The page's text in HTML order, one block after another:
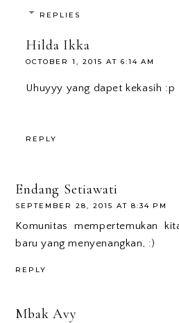
REPLIES
Hilda Ikka
OCTOBER 1, 2015 AT 6:14 AM
Uhuyyy yang dapet kekasih :p
REPLY
Endang Setiawati
SEPTEMBER 28, 2015 AT 8:34 PM
Komunitas mempertemukan
baru yang menyenangkan, :)
REPLY
Mbak Avy